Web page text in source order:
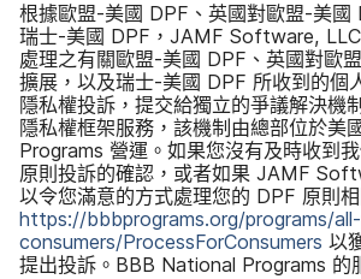
根據​歐盟-美國 DPF 、​英國​對​歐盟-美國
瑞士-美國 DPF ， JAMF Software, LLC
處理​之​有關​歐盟-美國 DPF 、​英國​對​歐盟
擴展，​以及​瑞士-美國 DPF 所​收到​的​個
隱私權​投訴，​提交​給​獨立​的​爭議​解決​機
隱私權​框架​服務，​該​機制​由​總部​位於​美
Programs 營運。​如果​您​沒有​及​時​收到​
原則​投訴​的​確認，​或者​如果 JAMF
以令​您​滿意​的​方式​處理您​的 DPF 原則​
https://bbbprograms.org/programs/
consumers/ProcessForConsumers 以​
提出​投訴。 BBB National Programs 的​